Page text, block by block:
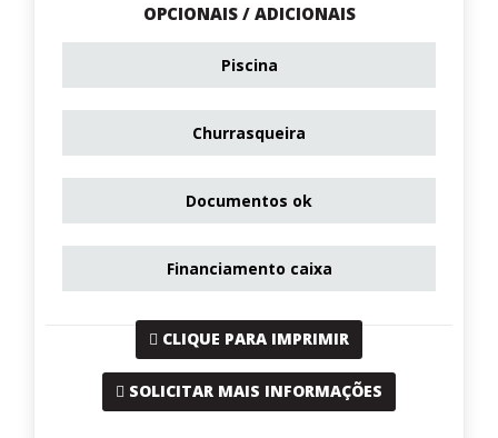
OPCIONAIS / ADICIONAIS
Piscina
Churrasqueira
Documentos ok
Financiamento caixa
CLIQUE PARA IMPRIMIR
SOLICITAR MAIS INFORMAÇÕES